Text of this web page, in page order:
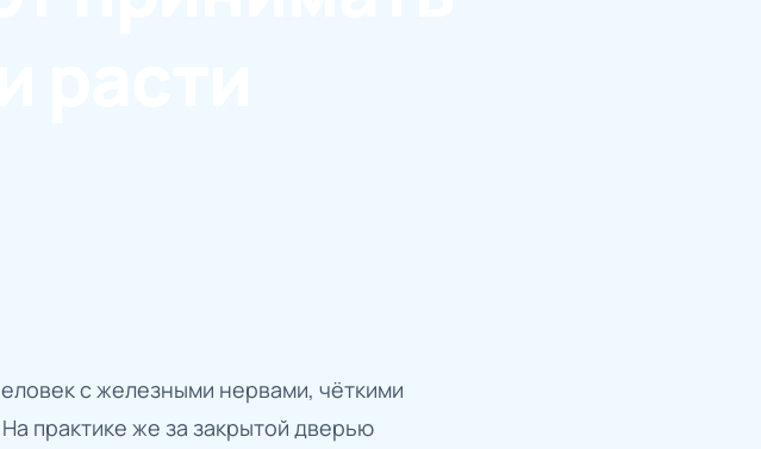
с железными нервами, чёткими
практике же за закрытой дверью